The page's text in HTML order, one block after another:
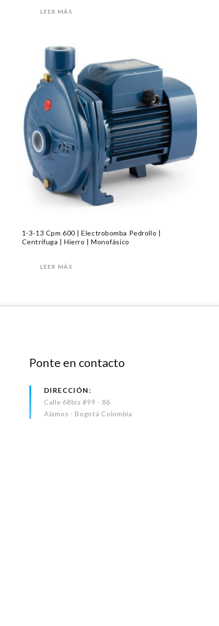
LEER MÁS
1-3-13 Cpm 600 | Electrobomba Pedrollo |
Centrífuga | Hierro | Monofásico
LEER MÁS
Ponte en contacto
DIRECCIÓN
Calle 68bis #99 - 86
Alamos - Bogotá Colombia